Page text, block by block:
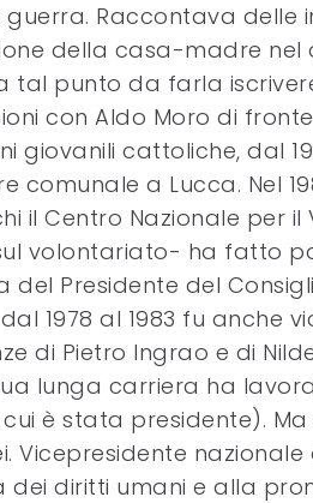
guerra. Raccontava delle
della casa-madre nel
tal punto da farla
con Aldo Moro di
giovanili cattoliche, dal
comunale a Lucca. Nel
il Centro Nazionale per
volontariato- ha fatto
Presidente del
1978 al 1983 fu anche
di Pietro Ingrao e di
lunga carriera ha
è stata presidente). Ma
Vicepresidente
dei diritti umani e alla